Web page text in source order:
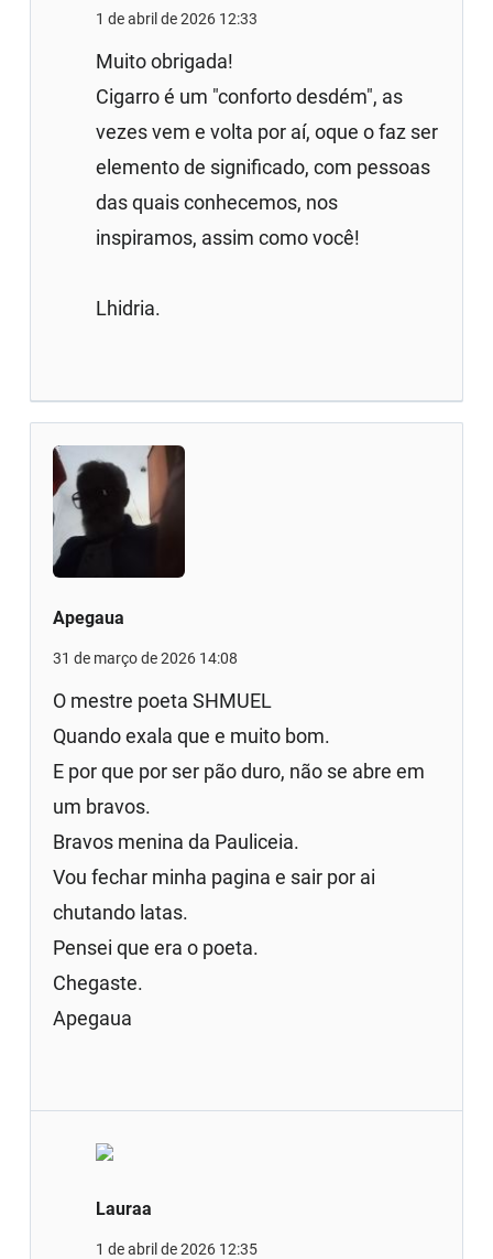
1 de abril de 2026 12:33
Muito obrigada!
Cigarro é um "conforto desdém", as
vezes vem e volta por aí, oque o faz ser
elemento de significado, com pessoas
das quais conhecemos, nos
inspiramos, assim como você!
Lhidria.
Apegaua
31 de março de 2026 14:08
O mestre poeta SHMUEL
Quando exala que e muito bom.
E por que por ser pão duro, não se abre em
um bravos.
Bravos menina da Pauliceia.
Vou fechar minha pagina e sair por ai
chutando latas.
Pensei que era o poeta.
Chegaste.
Apegaua
Lauraa
1 de abril de 2026 12:35